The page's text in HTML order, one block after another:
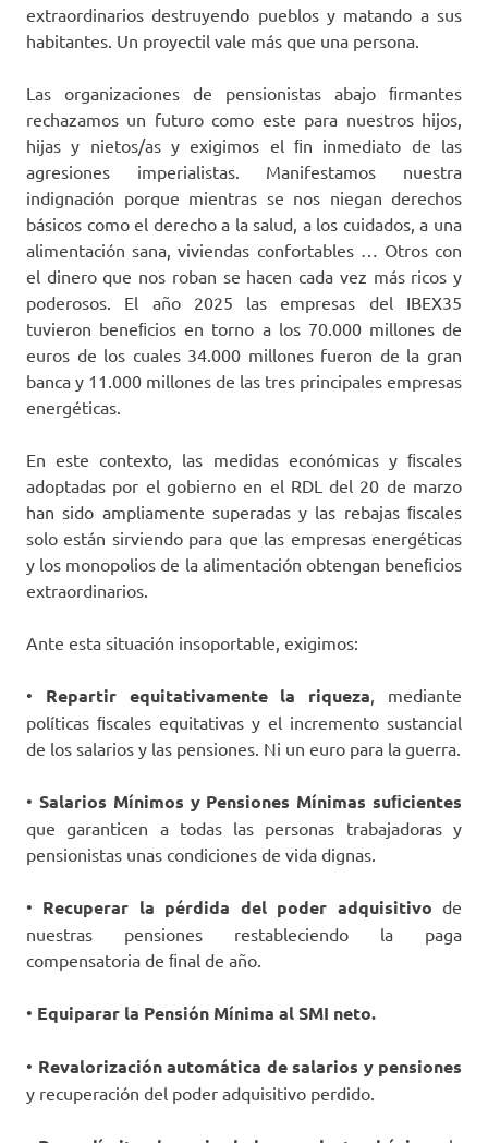
extraordinarios destruyendo pueblos y matando a sus
habitantes. Un proyectil vale más que una persona.
Las organizaciones de pensionistas abajo ﬁrmantes
rechazamos un futuro como este para nuestros hijos,
hijas y nietos/as y exigimos el ﬁn inmediato de las
agresiones imperialistas. Manifestamos nuestra
indignación porque mientras se nos niegan derechos
básicos como el derecho a la salud, a los cuidados, a una
alimentación sana, viviendas confortables … Otros con
el dinero que nos roban se hacen cada vez más ricos y
poderosos. El año 2025 las empresas del IBEX35
tuvieron beneﬁcios en torno a los 70.000 millones de
euros de los cuales 34.000 millones fueron de la gran
banca y 11.000 millones de las tres principales empresas
energéticas.
En este contexto, las medidas económicas y ﬁscales
adoptadas por el gobierno en el RDL del 20 de marzo
han sido ampliamente superadas y las rebajas ﬁscales
solo están sirviendo para que las empresas energéticas
y los monopolios de la alimentación obtengan beneﬁcios
extraordinarios.
Ante esta situación insoportable, exigimos:
• Repartir equitativamente la riqueza, mediante
políticas ﬁscales equitativas y el incremento sustancial
de los salarios y las pensiones. Ni un euro para la guerra.
• Salarios Mínimos y Pensiones Mínimas suﬁcientes
que garanticen a todas las personas trabajadoras y
pensionistas unas condiciones de vida dignas.
• Recuperar la pérdida del poder adquisitivo de
nuestras pensiones restableciendo la paga
compensatoria de ﬁnal de año.
• Equiparar la Pensión Mínima al SMI neto.
• Revalorización automática de salarios y pensiones
y recuperación del poder adquisitivo perdido.